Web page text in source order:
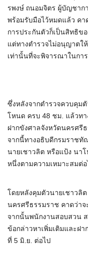
รพงษ์ ถนอมจิตร ผู้บัญชาก
พร้อมรับมือไว้หมดแล้ว ค
การประกันตัวก็เป็นสิทธิข
แต่ทางตำรวจไม่อนุญาตใ
เท่านั้นที่จะพิจารณาในกา
ซึ่งหลังจากตำรวจควบคุม
โหนด ครบ 48 ชม. แล้วทา
ฝากขังศาลจังหวัดนครศรี
จากนี้ทางอธิบดีกรมราช
นายเชาวลิต หรือแป้ง นา
หนึ่งตามความเหมาะสมต่อ
โดยหลังคุมตัวนายเชาวลิ
นครศรีธรรมราช คาดว่าจ
จากนั้นพนักงานสอบสวน
ข้อกล่าวหาเพิ่มเติมและฝ
ที่ 5 มิ.ย. ต่อไป